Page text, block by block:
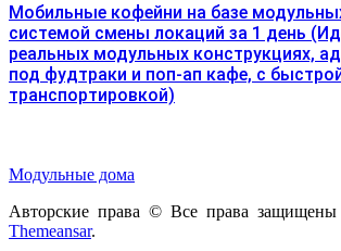
Мобильные кофейни на базе
системой смены локаций за 1 день
реальных модульных конструкциях,
под фудтраки и поп-ап кафе, с
транспортировкой)
Модульные дома
Авторские права © Все права защищены
Themeansar.